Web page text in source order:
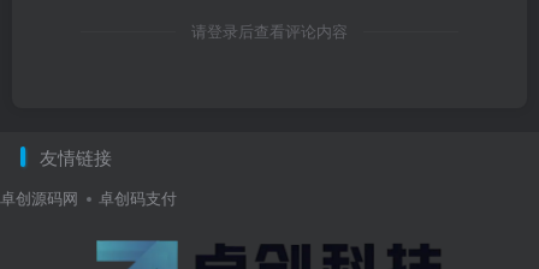
请登录后查看评论内容
友情链接
卓创源码网 卓创码支付